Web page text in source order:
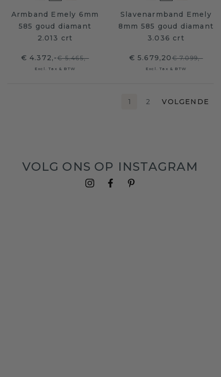
Armband Emely 6mm
585 goud diamant
2.013 crt
€ 4.372,-€ 5.465,-
Excl. Tax & BTW
Slavenarmband Emely
8mm 585 goud diamant
3.036 crt
€ 5.679,20€ 7.099,-
Excl. Tax & BTW
1 2 VOLGENDE
VOLG ONS OP INSTAGRAM